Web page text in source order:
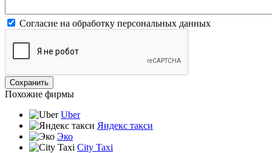
Согласие на обработку персональных данных
Похожие фирмы
Uber
Яндекс такси
Эко
City Taxi